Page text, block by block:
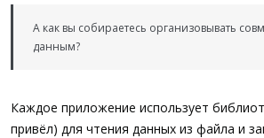
А как вы собираетесь организовывать
данным?
Каждое приложение использует
привёл) для чтения данных из файла и